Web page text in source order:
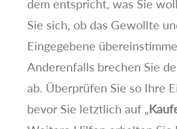
dem entspricht, was Sie
Sie sich, ob das Gewollte
Eingegebene
Anderenfalls brechen Sie
ab. Überprüfen Sie so Ihre
bevor Sie letztlich auf „